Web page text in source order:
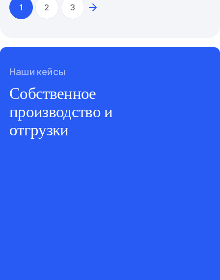
1 2 3
Наши кейсы
Собственное
производство и
отгрузки